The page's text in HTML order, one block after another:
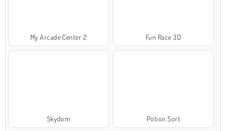
My Arcade Center 2 Fun Race 3D
Skydom Potion Sort